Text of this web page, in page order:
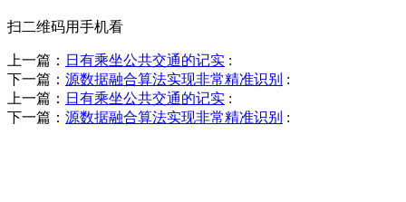
扫二维码用手机看
上一篇： 日有乘坐公共交通的记实 :
下一篇： 源数据融合算法实现非常精准识别 :
上一篇： 日有乘坐公共交通的记实 :
下一篇： 源数据融合算法实现非常精准识别 :